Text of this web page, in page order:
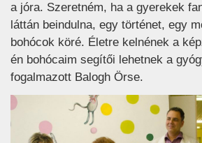
a jóra. Szeretném, ha a gyerekek
láttán beindulna, egy történet, egy
bohócok köré. Életre kelnének a
én bohócaim segítői lehetnek a
fogalmazott Balogh Örse.